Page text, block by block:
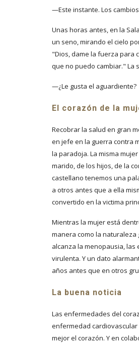
—Este instante. Los
Unas horas antes, en la
un seno, mirando el cielo
"Dios, dame la fuerza para
que no puedo cambiar." La
—¿Le gusta el aguardiente?
El corazón de la
Recobrar la salud en gran
en jefe en la guerra contra
la paradoja. La misma
marido, de los hijos, de la
castellano tenemos una
a otros antes que a ella
convertido en la victima
Mientras la mujer está
manera como la
alcanza la menopausia,
virulenta. Y un dato
años antes que en otros
La buena noticia
Las enfermedades del
enfermedad
mejor el corazón. Y en